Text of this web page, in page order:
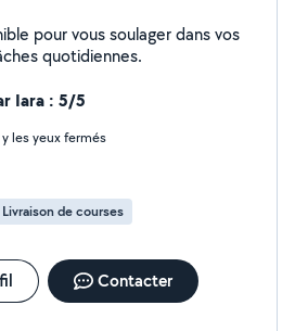
pour vous soulager dans vos
quotidiennes.
Iara : 5/5
les yeux fermés
Livraison de courses
Contacter